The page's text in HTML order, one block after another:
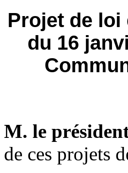
Projet de loi
du 16
M. le
de ces projets